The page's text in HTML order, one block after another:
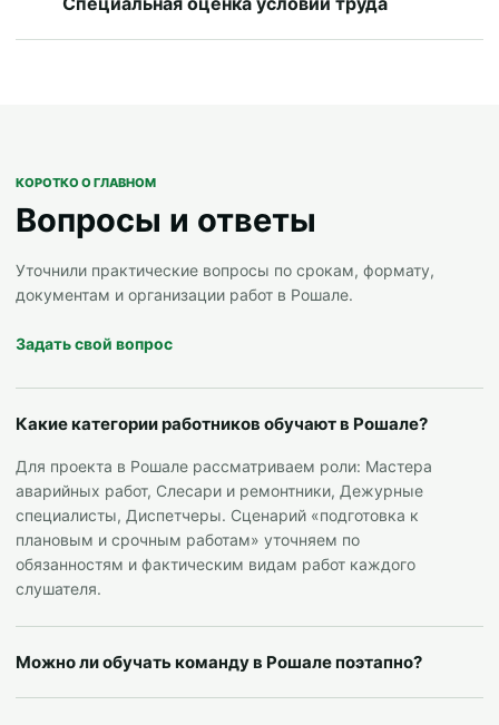
КОРОТКО О ГЛАВНОМ
Вопросы и ответы
Уточнили практические вопросы по срокам, формату,
документам и организации работ в Рошале.
Задать свой вопрос
Какие категории работников обучают в Рошале?
Для проекта в Рошале рассматриваем роли: Мастера
аварийных работ, Слесари и ремонтники, Дежурные
специалисты, Диспетчеры. Сценарий «подготовка к
плановым и срочным работам» уточняем по
обязанностям и фактическим видам работ каждого
слушателя.
Можно ли обучать команду в Рошале поэтапно?